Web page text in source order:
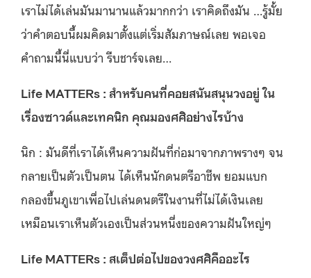
เราไม่ได้เล่นมันมานานแล้วมากกว่า เราคิดถึงมัน …รู้มั้ย
ว่าคำตอบนี้ผมคิดมาตั้งแต่เริ่มสัมภาษณ์เลย พอเจอ
คำถามนี้นี่แบบว่า รีบชาร์จเลย…
Life MATTERs : สำหรับคนที่คอยสนันสนุนวงอยู่ ใน
เรื่องซาวด์และเทคนิก คุณมองศศิอย่างไรบ้าง
นิก : มันดีที่เราได้เห็นความฝันที่ก่อมาจากภาพรางๆ จน
กลายเป็นตัวเป็นตน ได้เห็นนักดนตรีอาชีพ ยอมแบก
กลองขึ้นภูเขาเพื่อไปเล่นดนตรีในงานที่ไม่ได้เงินเลย
เหมือนเราเห็นตัวเองเป็นส่วนหนึ่งของความฝันใหญ่ๆ
Life MATTERs : สเต็ปต่อไปของวงศศิคืออะไร